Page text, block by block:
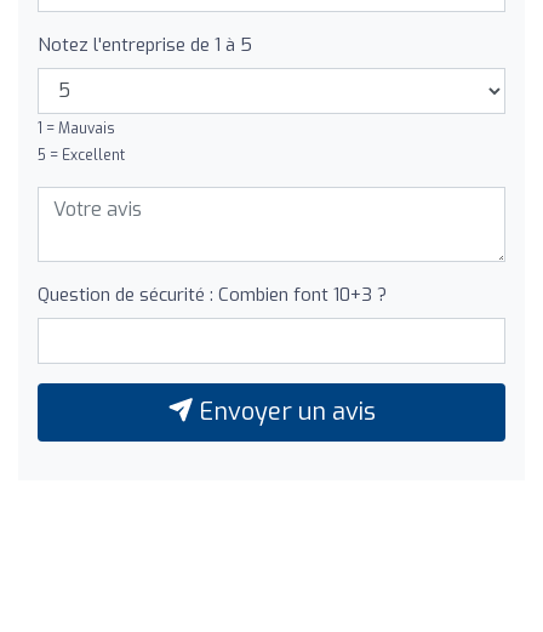
Notez l'entreprise de 1 à 5
1 = Mauvais
5 = Excellent
Question de sécurité : Combien font 10+3 ?
Envoyer un avis